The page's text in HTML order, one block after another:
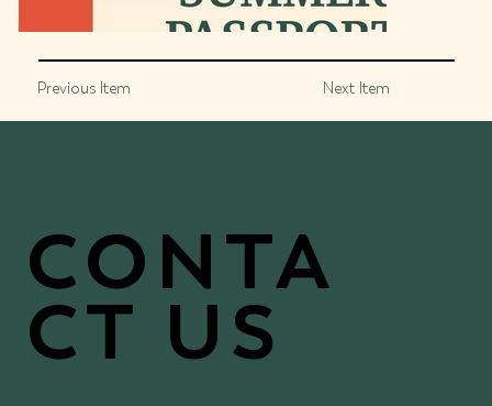
Previous Item Next Item
CONTA
CT US